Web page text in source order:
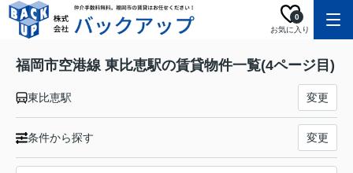
お気に入り
0
福岡市空港線 東比恵駅の賃貸物件一覧(4ページ目)
東比恵駅 変更
条件から探す 変更